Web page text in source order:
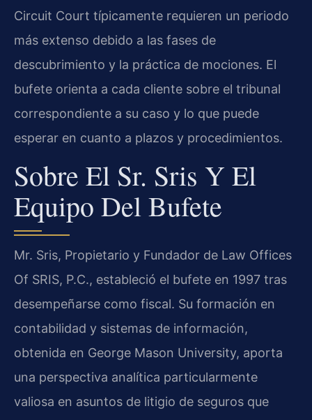
Circuit Court típicamente requieren un periodo
más extenso debido a las fases de
descubrimiento y la práctica de mociones. El
bufete orienta a cada cliente sobre el tribunal
correspondiente a su caso y lo que puede
esperar en cuanto a plazos y procedimientos.
Sobre El Sr. Sris Y El
Equipo Del Bufete
Mr. Sris, Propietario y Fundador de Law Offices
Of SRIS, P.C., estableció el bufete en 1997 tras
desempeñarse como fiscal. Su formación en
contabilidad y sistemas de información,
obtenida en George Mason University, aporta
una perspectiva analítica particularmente
valiosa en asuntos de litigio de seguros que